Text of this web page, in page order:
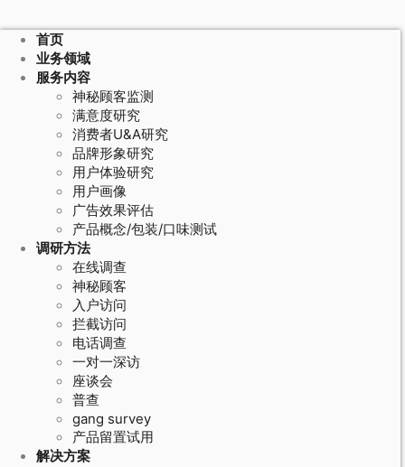
首页
业务领域
服务内容
神秘顾客监测
满意度研究
消费者U&A研究
品牌形象研究
用户体验研究
用户画像
广告效果评估
产品概念/包装/口味测试
调研方法
在线调查
神秘顾客
入户访问
拦截访问
电话调查
一对一深访
座谈会
普查
gang survey
产品留置试用
解决方案